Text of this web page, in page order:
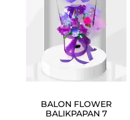
BALON FLOWER
BALIKPAPAN 7